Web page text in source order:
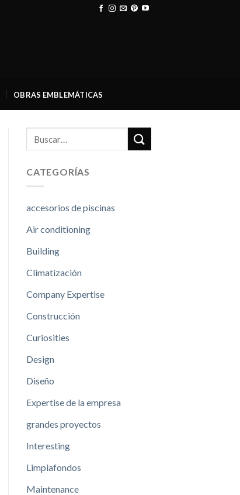
OBRAS EMBLEMÁTICAS
CATEGORÍAS
accesorios de piscinas
Air conditioning
Building
Climatización
Company Expertise
Construcción
Curiosities
Design
Diseño
Expertise de la empresa
grandes proyectos
Interesting
Limpiafondos
Maintenance